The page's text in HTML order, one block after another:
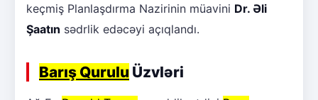
keçmiş Planlaşdırma Nazirinin müavini Dr. Əli
Şaatın sədrlik edəcəyi açıqlandı.
Barış Qurulu Üzvləri